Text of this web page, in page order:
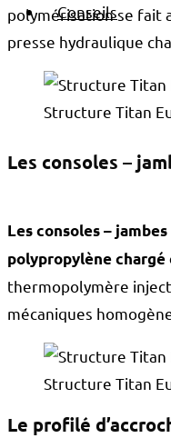
Conseils
polymérisation se fait
presse hydraulique
Structure Titan
Les consoles –
Les consoles –
polypropylène
thermopolymère
mécaniques
Structure Titan
Le profilé